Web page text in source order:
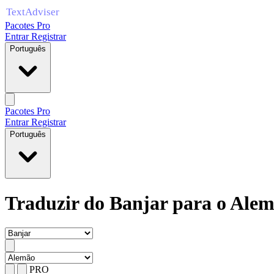
Pacotes Pro
EntrarRegistrar
Português
Pacotes Pro
EntrarRegistrar
Português
Traduzir do Banjar para o
PRO